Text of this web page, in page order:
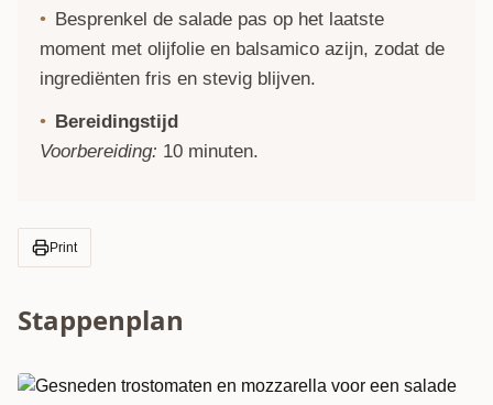
Besprenkel de salade pas op het laatste
moment met olijfolie en balsamico azijn, zodat de
ingrediënten fris en stevig blijven.
Bereidingstijd
Voorbereiding: 10 minuten.
Print
Stappenplan